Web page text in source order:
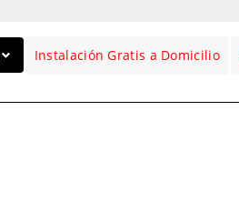
Instalación Gratis a Domicilio